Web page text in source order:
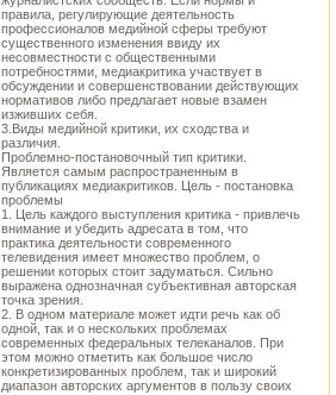
правила, регулирующие деятельность
профессионалов медийной сферы требуют
существенного изменения ввиду их
несовместности с общественными
потребностями, медиакритика участвует в
обсуждении и совершенствовании действующих
нормативов либо предлагает новые взамен
изживших себя.
3.Виды медийной критики, их сходства и
различия.
Проблемно-постановочный тип критики.
Является самым распространенным в
публикациях медиакритиков. Цель - постановка
проблемы
1. Цель каждого выступления критика - привлечь
внимание и убедить адресата в том, что
практика деятельности современного
телевидения имеет множество проблем, о
решении которых стоит задуматься. Сильно
выражена однозначная субъективная авторская
точка зрения.
2. В одном материале может идти речь как об
одной, так и о нескольких проблемах
современных федеральных телеканалов. При
этом можно отметить как большое число
конкретизированных проблем, так и широкий
диапазон авторских аргументов в пользу своих